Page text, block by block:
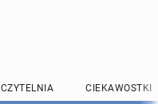
CZYTELNIA CIEKAWOSTKI